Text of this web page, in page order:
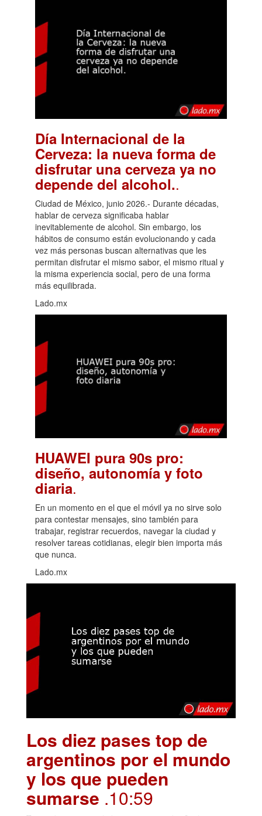
Día Internacional de la
Cerveza: la nueva forma de
disfrutar una cerveza ya no
depende del alcohol..
Ciudad de México, junio 2026.- Durante décadas,
hablar de cerveza significaba hablar
inevitablemente de alcohol. Sin embargo, los
hábitos de consumo están evolucionando y cada
vez más personas buscan alternativas que les
permitan disfrutar el mismo sabor, el mismo ritual y
la misma experiencia social, pero de una forma
más equilibrada.
Lado.mx
HUAWEI pura 90s pro:
diseño, autonomía y foto
diaria.
En un momento en el que el móvil ya no sirve solo
para contestar mensajes, sino también para
trabajar, registrar recuerdos, navegar la ciudad y
resolver tareas cotidianas, elegir bien importa más
que nunca.
Lado.mx
Los diez pases top de
argentinos por el mundo
y los que pueden
sumarse .10:59